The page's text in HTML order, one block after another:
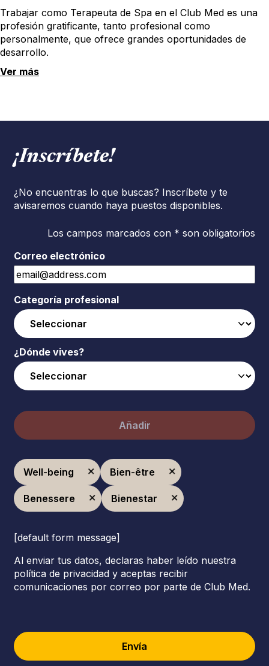
Trabajar como Terapeuta de Spa en el Club Med es una
profesión gratificante, tanto profesional como
personalmente, que ofrece grandes oportunidades de
desarrollo.
Ver más
¡Inscríbete!
¿No encuentras lo que buscas? Inscríbete y te
avisaremos cuando haya puestos disponibles.
Los campos marcados con * son obligatorios
Correo electrónico
Categoría profesional
¿Dónde vives?
Añadir
Well-being Bien-être
Benessere Bienestar
[default form message]
Al enviar tus datos, declaras haber leído nuestra
política de privacidad y aceptas recibir
comunicaciones por correo por parte de Club Med.
Envía